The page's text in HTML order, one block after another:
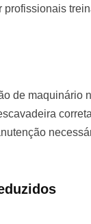
profissionais
de maquinário